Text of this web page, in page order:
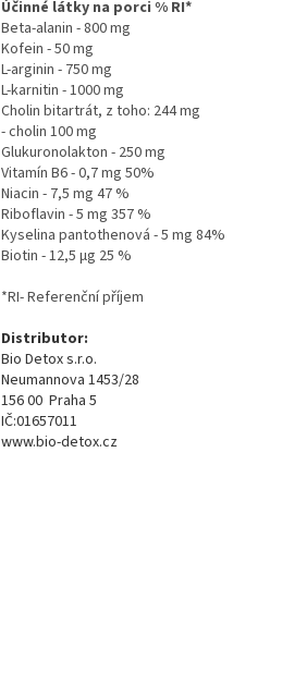
Účinné látky na porci % RI*
Beta-alanin - 800 mg
Kofein - 50 mg
L-arginin - 750 mg
L-karnitin - 1000 mg
Cholin bitartrát, z toho: 244 mg
- cholin 100 mg
Glukuronolakton - 250 mg
Vitamín B6 - 0,7 mg 50%
Niacin - 7,5 mg 47 %
Riboflavin - 5 mg 357 %
Kyselina pantothenová - 5 mg 84%
Biotin - 12,5 µg 25 %
*RI- Referenční příjem
Distributor:
Bio Detox s.r.o.
Neumannova 1453/28
156 00 Praha 5
IČ:01657011
www.bio-detox.cz